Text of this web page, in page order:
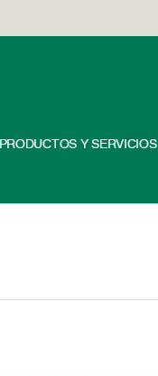
PRODUCTOS Y SERVICIOS